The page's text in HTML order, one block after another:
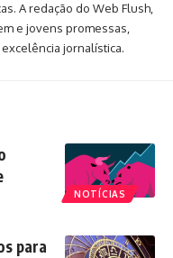
A redação do Web Flush,
e jovens promessas,
jornalística.
NOTÍCIAS
para